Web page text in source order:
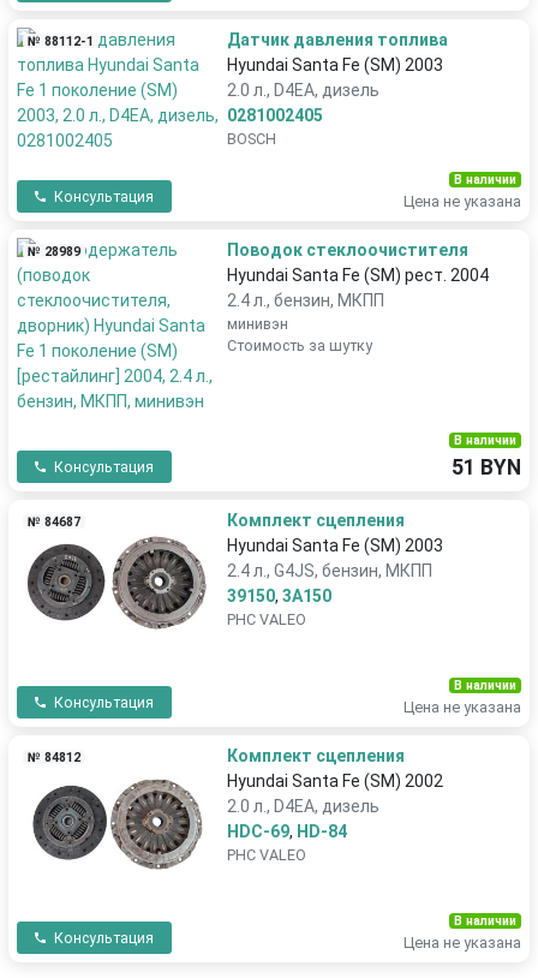
№ 88112-1
Датчик давления топлива
Hyundai Santa Fe (SM) 2003
2.0 л., D4EA, дизель
0281002405
BOSCH
Консультация
В наличии
Цена не указана
№ 28989
Поводок стеклоочистителя
Hyundai Santa Fe (SM) рест. 2004
2.4 л., бензин, МКПП
минивэн
Стоимость за шутку
Консультация
В наличии
51 BYN
№ 84687
Комплект сцепления
Hyundai Santa Fe (SM) 2003
2.4 л., G4JS, бензин, МКПП
39150, 3A150
PHC VALEO
Консультация
В наличии
Цена не указана
№ 84812
Комплект сцепления
Hyundai Santa Fe (SM) 2002
2.0 л., D4EA, дизель
HDC-69, HD-84
PHC VALEO
Консультация
В наличии
Цена не указана